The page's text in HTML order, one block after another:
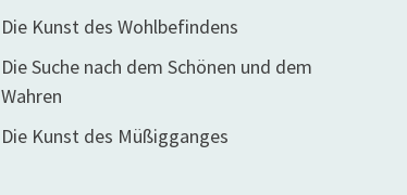
Die Kunst des Wohlbefindens
Die Suche nach dem Schönen und dem
Wahren
Die Kunst des Müßigganges